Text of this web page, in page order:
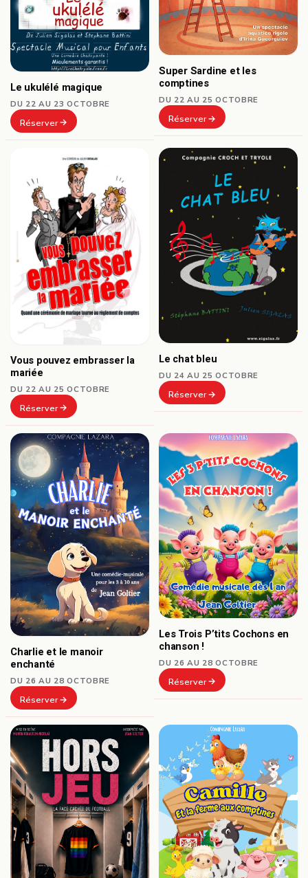
Le ukulélé magique
DU 22 AU 23 OCTOBRE
Réserver
Super Sardine et les
comptines
DU 22 AU 25 OCTOBRE
Réserver
Vous pouvez embrasser la
mariée
DU 22 AU 25 OCTOBRE
Réserver
Le chat bleu
DU 24 AU 25 OCTOBRE
Réserver
Charlie et le manoir
enchanté
DU 26 AU 28 OCTOBRE
Réserver
Les Trois P’tits Cochons en
chanson !
DU 26 AU 28 OCTOBRE
Réserver